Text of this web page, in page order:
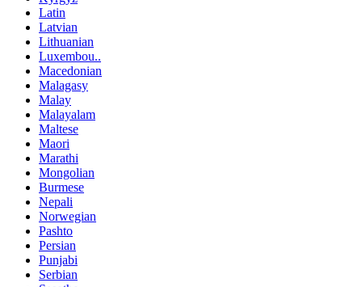
Latin
Latvian
Lithuanian
Luxembou..
Macedonian
Malagasy
Malay
Malayalam
Maltese
Maori
Marathi
Mongolian
Burmese
Nepali
Norwegian
Pashto
Persian
Punjabi
Serbian